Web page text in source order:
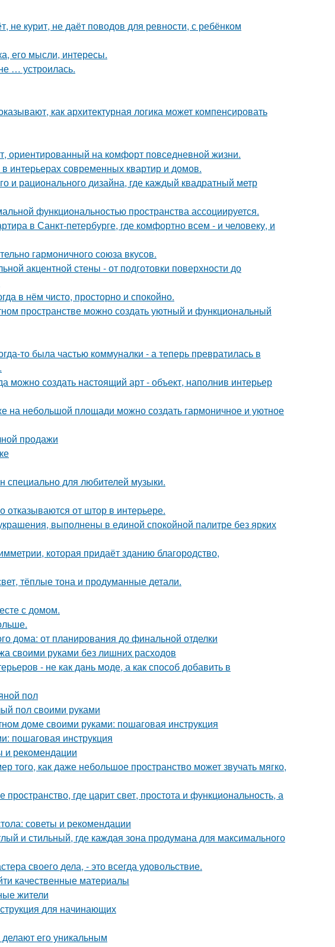
курит, не даёт поводов для ревности, с ребёнком
его мысли, интересы.
… устроилась.
как архитектурная логика может компенсировать
ориентированный на комфорт повседневной жизни.
интерьерах современных квартир и домов.
и рационального дизайна, где каждый квадратный метр
функциональностью пространства ассоциируется.
в Санкт-петербурге, где комфортно всем - и человеку, и
гармоничного союза вкусов.
акцентной стены - от подготовки поверхности до
в нём чисто, просторно и спокойно.
пространстве можно создать уютный и функциональный
то была частью коммуналки - а теперь превратилась в
можно создать настоящий арт - объект, наполнив интерьер
на небольшой площади можно создать гармоничное и уютное
продажи
специально для любителей музыки.
от штор в интерьере.
выполнены в единой спокойной палитре без ярких
которая придаёт зданию благородство,
тёплые тона и продуманные детали.
с домом.
дома: от планирования до финальной отделки
своими руками без лишних расходов
- не как дань моде, а как способ добавить в
пол
пол своими руками
доме своими руками: пошаговая инструкция
пошаговая инструкция
и рекомендации
того, как даже небольшое пространство может звучать мягко,
где царит свет, простота и функциональность, а
советы и рекомендации
и стильный, где каждая зона продумана для максимального
своего дела, - это всегда удовольствие.
качественные материалы
жители
для начинающих
его уникальным